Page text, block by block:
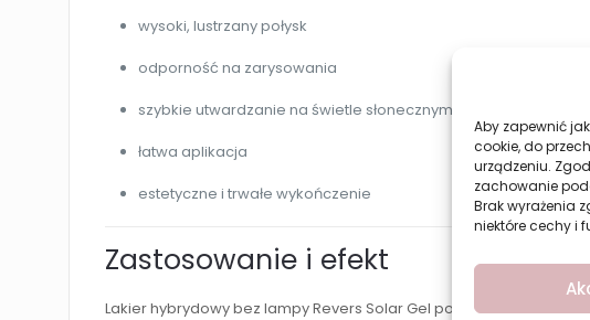
Aby zapewnić
cookie, do
urządzeniu.
zachowanie
Brak wyrażenia
niektóre cechy i
wysoki, lustrzany połysk
odporność na zarysowania
szybkie utwardzanie na świetle słonecznym
łatwa aplikacja
estetyczne i trwałe wykończenie
Zastosowanie i efekt
Lakier hybrydowy bez lampy Revers Solar Gel pozwala uzyskać